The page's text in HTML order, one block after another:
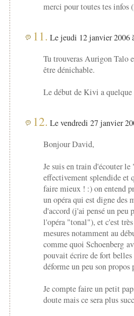
merci pour toutes tes infos
11. Le jeudi 12 janvier 2006
Tu trouveras Aurigon Talo
être dénichable.
Le début de Kivi a quelque
12. Le vendredi 27 janvier
Bonjour David,
Je suis en train d'écouter
effectivement splendide et
faire mieux ! :) on entend
un opéra qui est digne des
d'accord (j'ai pensé un peu
l'opéra "tonal"), et c'est
mesures notamment au
comme quoi Schoenberg
pouvait écrire de fort
déforme un peu son
Je compte faire un petit
doute mais ce sera plus